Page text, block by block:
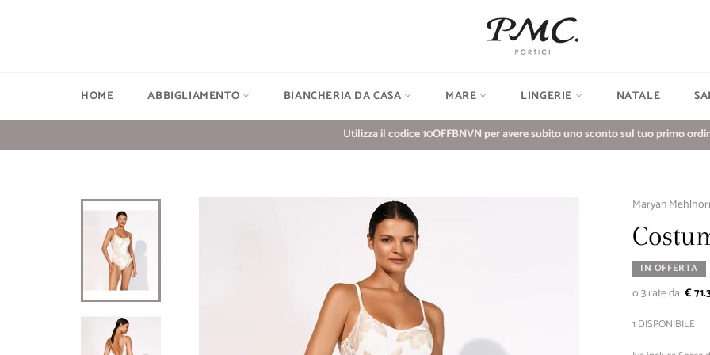
HOME ABBIGLIAMENTO BIANCHERIA DA CASA MARE LINGERIE NATALE
Utilizza il codice 10OFFBNVN per avere subito uno sconto sul tuo primo
Maryan
IN OFFERTA
€
1 DISPONIBILE